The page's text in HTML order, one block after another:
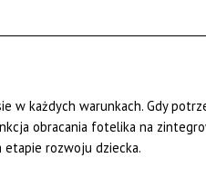
w każdych warunkach. Gdy
obracania fotelika na
rozwoju dziecka.